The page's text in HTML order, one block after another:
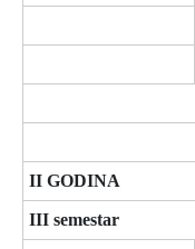
II GODINA
III semestar